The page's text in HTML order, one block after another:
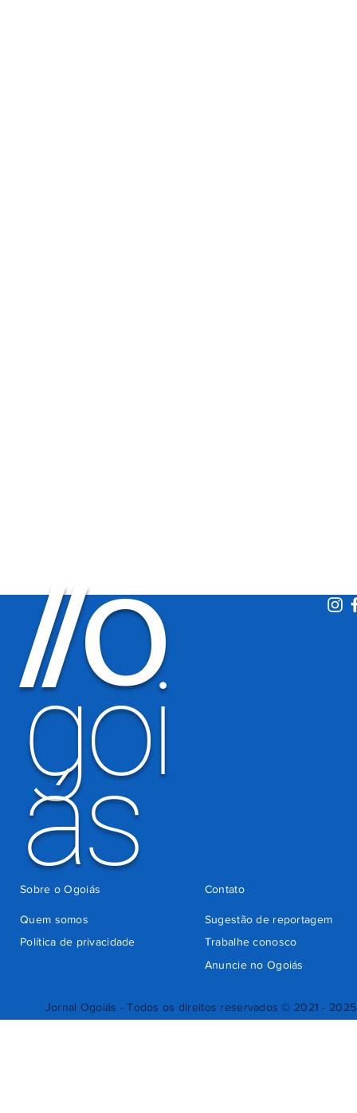
Jornal Ogoiás - Todos os direitos reservados © 2021 - 2025
//O
goi
ás
Quem somos
Sugestão de reportagem
Trabalhe conosco
Política de privacidade
Anuncie no Ogoiás
Contato
Sobre o Ogoiás